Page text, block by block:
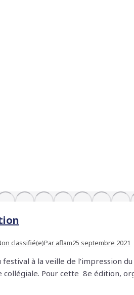
classifié(e)Par aflam25 septembre 2021
festival à la veille de l’impression
Pour cette 8e édition,